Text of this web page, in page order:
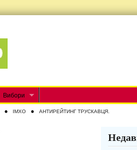
Вибори
IMXO АНТИРЕЙТИНГ ТРУСКАВЦЯ.